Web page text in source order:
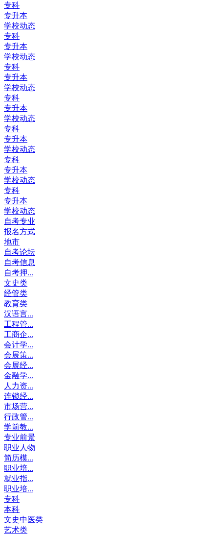
专科
专升本
学校动态
专科
专升本
学校动态
专科
专升本
学校动态
专科
专升本
学校动态
专科
专升本
学校动态
专科
专升本
学校动态
专科
专升本
学校动态
自考专业
报名方式
地市
自考论坛
自考信息
自考押...
文史类
经管类
教育类
汉语言...
工程管...
工商企...
会计学...
会展策...
会展经...
金融学...
人力资...
连锁经...
市场营...
行政管...
学前教...
专业前景
职业人物
简历模...
职业培...
就业指...
职业培...
专科
本科
文史中医类
艺术类